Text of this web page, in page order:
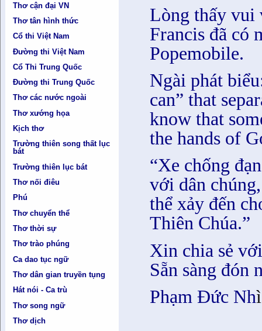
Thơ cận đại VN
Thơ tân hình thức
Cổ thi Việt Nam
Đường thi Việt Nam
Cổ Thi Trung Quốc
Đường thi Trung Quốc
Thơ các nước ngoài
Thơ xướng họa
Kịch thơ
Trường thiên song thất lục
bát
Trường thiên lục bát
Thơ nối điêu
Phú
Thơ chuyển thể
Thơ thời sự
Thơ trào phúng
Ca dao tục ngữ
Thơ dân gian truyền tụng
Hát nói - Ca trù
Thơ song ngữ
Thơ dịch
Lòng thấy vui
Francis đã có
Popemobile.
Ngài phát
can” that
know that
the hands of
“Xe chống
với dân
thể xảy đến
Thiên Chúa.”
Xin chia sẻ
Sẵn sàng đón
Phạm Đức Nhì